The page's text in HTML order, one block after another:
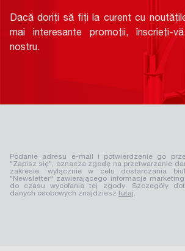
Dacă doriți să fiți la curent cu
mai interesante promoții, înscrieți-
nostru.
Podanie adresu e-mail i potwierdzenie go
"Zapisz się", oznacza zgodę na przetwarzanie
zakresie, wyłącznie w celu dostarczania
"Newsletter" zawierającego informacje
do czasu wycofania tej zgody. Szczegóły
danych osobowych znajdziesz tutaj.